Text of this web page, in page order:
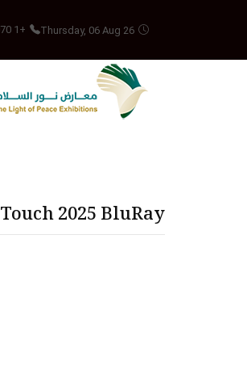
Thursday, 06 Aug 26
+1 229-226-7070
Touch 2025 BluRay